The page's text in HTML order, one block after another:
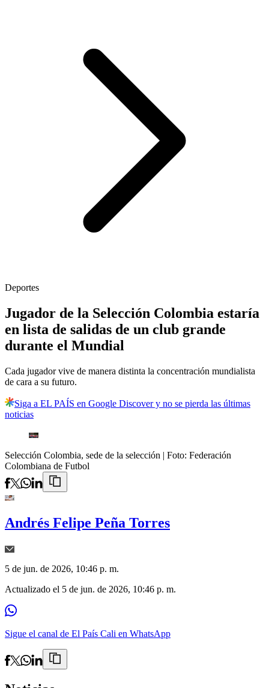
Deportes
Jugador de la Selección Colombia estaría
en lista de salidas de un club grande
durante el Mundial
Cada jugador vive de manera distinta la concentración mundialista
de cara a su futuro.
Siga a EL PAÍS en Google Discover y no se pierda las últimas
noticias
Selección Colombia, sede de la selección | Foto: Federación
Colombiana de Futbol
Andrés Felipe Peña Torres
5 de jun. de 2026, 10:46 p. m.
Actualizado el 5 de jun. de 2026, 10:46 p. m.
Sigue el canal de El País Cali en WhatsApp